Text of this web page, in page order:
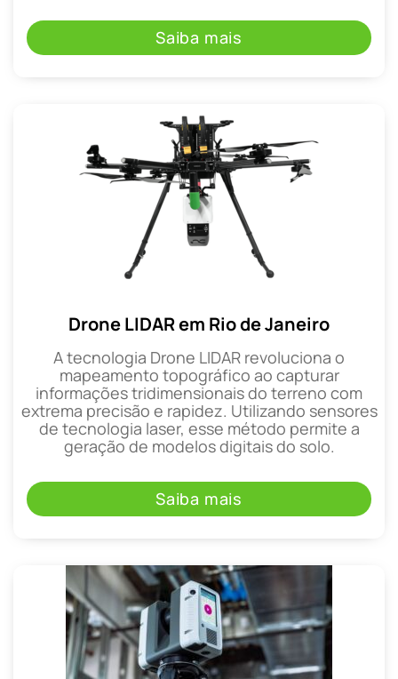
Saiba mais
Drone LIDAR em Rio de Janeiro
A tecnologia Drone LIDAR revoluciona o
mapeamento topográfico ao capturar
informações tridimensionais do terreno com
extrema precisão e rapidez. Utilizando sensores
de tecnologia laser, esse método permite a
geração de modelos digitais do solo.
Saiba mais